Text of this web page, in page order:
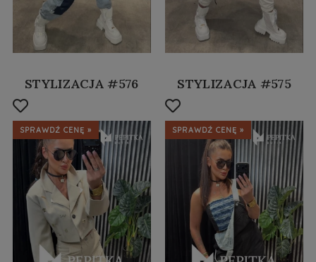
STYLIZACJA #576
SPRAWDŹ CENĘ »
STYLIZACJA #575
SPRAWDŹ CENĘ »